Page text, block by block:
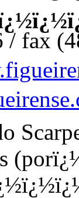
/ fax